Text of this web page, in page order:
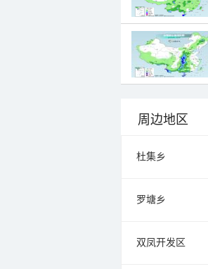
周边地区
杜集乡
罗塘乡
双凤开发区